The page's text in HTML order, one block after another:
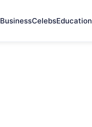
BusinessCelebsEducation